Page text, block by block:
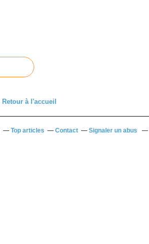
Retour à l'accueil
Top articles Contact Signaler un abus